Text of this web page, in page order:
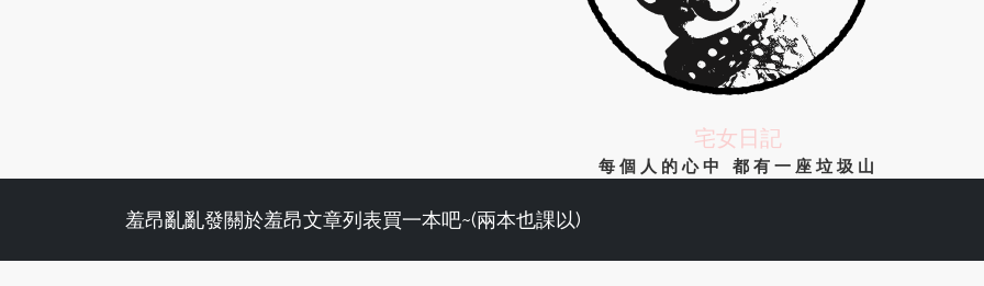
宅女日記
每個人的心中 都有一座垃圾山
羞昂亂亂發關於羞昂文章列表買一本吧~(兩本也課以)